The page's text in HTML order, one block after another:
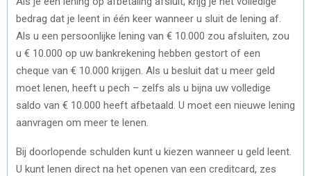
bedrag dat je leent in één keer wanneer u sluit de lening af.
Als u een persoonlijke lening van € 10.000 zou afsluiten, zou
u € 10.000 op uw bankrekening hebben gestort of een
cheque van € 10.000 krijgen. Als u besluit dat u meer geld
moet lenen, heeft u pech – zelfs als u bijna uw volledige
saldo van € 10.000 heeft afbetaald. U moet een nieuwe lening
aanvragen om meer te lenen.
Bij doorlopende schulden kunt u kiezen wanneer u geld leent.
U kunt lenen direct na het openen van een creditcard, zes